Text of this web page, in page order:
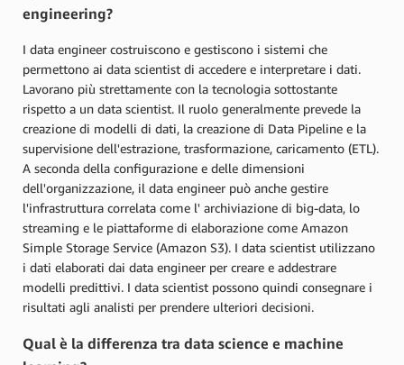
engineering?
I data engineer costruiscono e gestiscono i sistemi che
permettono ai data scientist di accedere e interpretare i dati.
Lavorano più strettamente con la tecnologia sottostante
rispetto a un data scientist. Il ruolo generalmente prevede la
creazione di modelli di dati, la creazione di Data Pipeline e la
supervisione dell'estrazione, trasformazione, caricamento (ETL).
A seconda della configurazione e delle dimensioni
dell'organizzazione, il data engineer può anche gestire
l'infrastruttura correlata come l' archiviazione di big-data, lo
streaming e le piattaforme di elaborazione come Amazon
Simple Storage Service (Amazon S3). I data scientist utilizzano
i dati elaborati dai data engineer per creare e addestrare
modelli predittivi. I data scientist possono quindi consegnare i
risultati agli analisti per prendere ulteriori decisioni.
Qual è la differenza tra data science e machine